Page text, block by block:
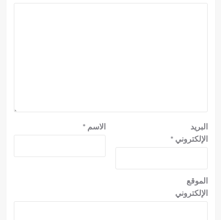
الاسم *
البريد
الإلكتروني *
الموقع
الإلكتروني